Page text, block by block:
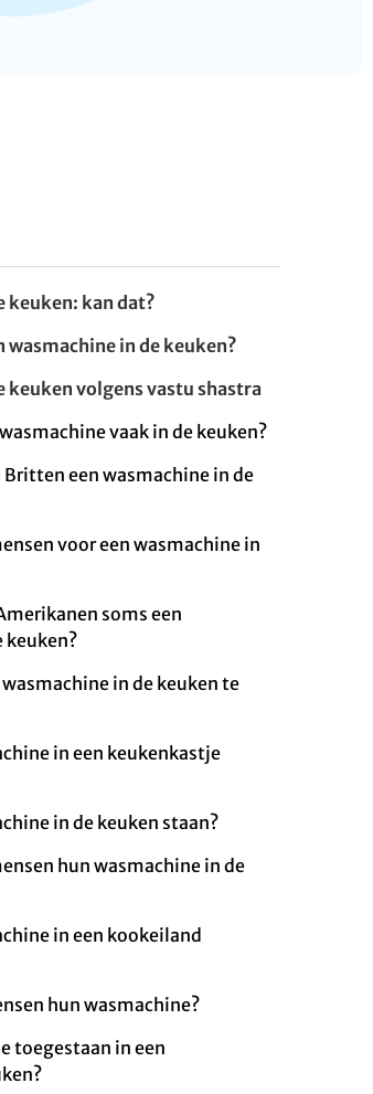
keuken: kan dat?
wasmachine in de keuken?
keuken volgens vastu shastra
vaak in de keuken?
een wasmachine in de
voor een wasmachine in
soms een
keuken?
in de keuken te
in een keukenkastje
in de keuken staan?
hun wasmachine in de
in een kookeiland
hun wasmachine?
toegestaan in een